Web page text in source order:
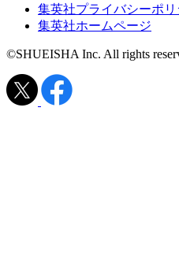
集英社プライバシーポリ
集英社ホームページ
©SHUEISHA Inc. All rights